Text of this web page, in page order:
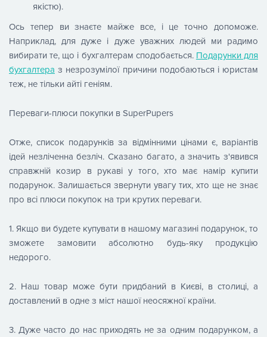
якістю).
Ось тепер ви знаєте майже все, і це точно допоможе.
Наприклад, для дуже і дуже уважних людей ми радимо
вибирати те, що і бухгалтерам сподобається. Подарунки для
бухгалтера з незрозумілої причини подобаються і юристам
теж, не тільки айті геніям.
Переваги-плюси покупки в SuperPupers
Отже, список подарунків за відмінними цінами є, варіантів
ідей незліченна безліч. Сказано багато, а значить з'явився
справжній козир в рукаві у того, хто має намір купити
подарунок. Залишається звернути увагу тих, хто ще не знає
про всі плюси покупок на три крутих переваги.
1. Якщо ви будете купувати в нашому магазині подарунок, то
зможете замовити абсолютно будь-яку продукцію
недорого.
2. Наш товар може бути придбаний в Києві, в столиці, а
доставлений в одне з міст нашої неосяжної країни.
3. Дуже часто до нас приходять не за одним подарунком, а